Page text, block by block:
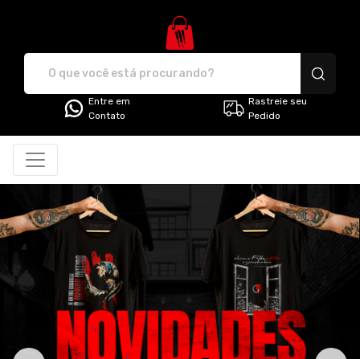
Entre em
Contato
Rastreie seu
Pedido